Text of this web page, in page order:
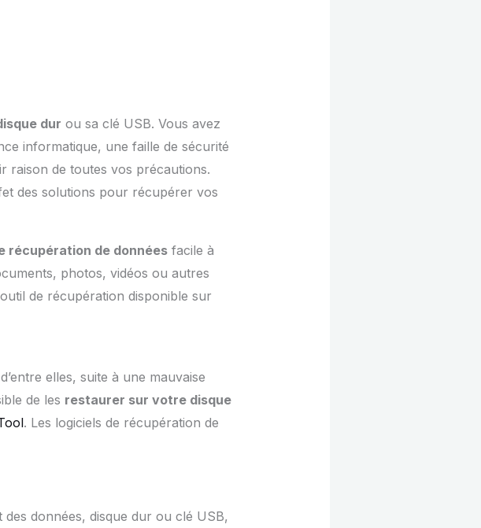
dur ou sa clé USB. Vous avez
informatique, une faille de sécurité
raison de toutes vos précautions.
des solutions pour récupérer vos
récupération de donnéesfacile à
photos, vidéos ou autres
de récupération disponible sur
elles, suite à une mauvaise
de les restaurer sur votre disque
. Les logiciels de récupération de
données, disque dur ou clé USB,